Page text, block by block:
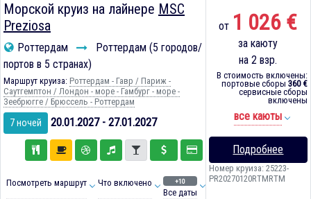
Морской круиз на лайнере MSC
Preziosa
Роттердам
Роттердам (5 городов/
портов в 5 странах)
Маршрут круиза: Роттердам - Гавр / Париж -
Саутгемптон / Лондон - море - Гамбург - море -
Зеебрюгге / Брюссель - Роттердам
7 ночей 20.01.2027 - 27.01.2027
Посмотреть маршрут Что включено +10
Все даты
от 1 026 €
за каюту
на 2 взр.
В стоимость включены:
портовые сборы 360 €
сервисные сборы
включены
все каюты
Подробнее
Номер круиза: 25223-
PR20270120RTMRTM